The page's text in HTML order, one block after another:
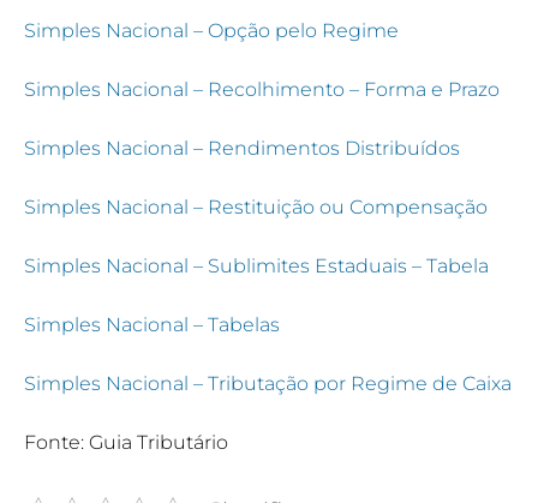
Simples Nacional – Opção pelo Regime
Simples Nacional – Recolhimento – Forma e Prazo
Simples Nacional – Rendimentos Distribuídos
Simples Nacional – Restituição ou Compensação
Simples Nacional – Sublimites Estaduais – Tabela
Simples Nacional – Tabelas
Simples Nacional – Tributação por Regime de Caixa
Fonte: Guia Tributário